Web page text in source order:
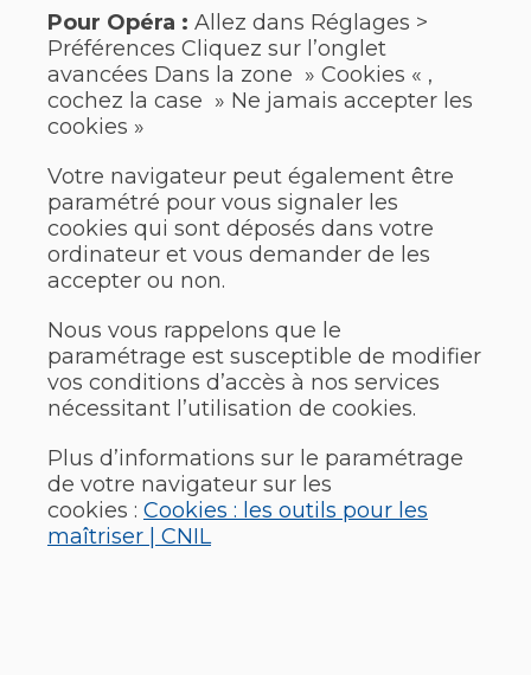
Pour Opéra : Allez dans Réglages >
Préférences Cliquez sur l’onglet
avancées Dans la zone » Cookies « ,
cochez la case » Ne jamais accepter les
cookies »
Votre navigateur peut également être
paramétré pour vous signaler les
cookies qui sont déposés dans votre
ordinateur et vous demander de les
accepter ou non.
Nous vous rappelons que le
paramétrage est susceptible de modifier
vos conditions d’accès à nos services
nécessitant l’utilisation de cookies.
Plus d’informations sur le paramétrage
de votre navigateur sur les
cookies : Cookies : les outils pour les
maîtriser | CNIL